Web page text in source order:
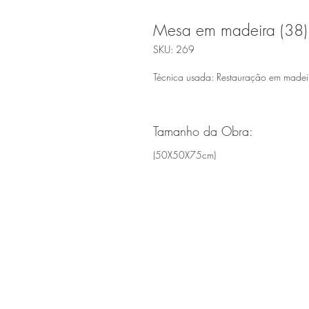
Mesa em madeira (38)
SKU: 269
Técnica usada: Restauração em
Tamanho da Obra:
(50X50X75cm)